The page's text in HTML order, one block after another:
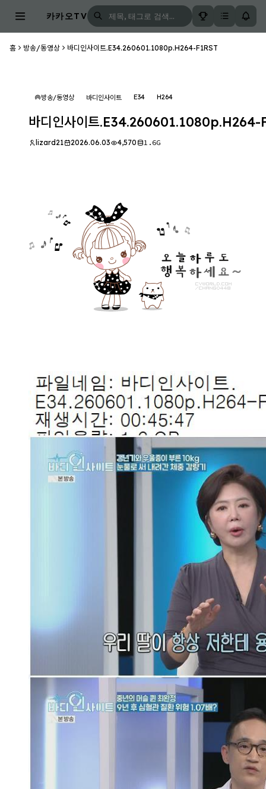
카카오TV
홈 방송/동영상 바디인사이트.E34.260601.1080p.H264-F1RST
방송/동영상 바디인사이트 E34 H264
바디인사이트.E34.260601.1080p.H264-
lizard21 2026.06.03 4,570 1.6G